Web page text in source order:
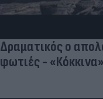
Δραματικός ο
φωτιές -